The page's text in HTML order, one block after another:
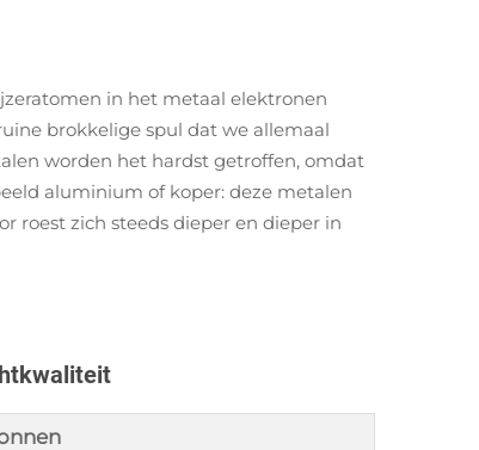
in het metaal elektronen
brokkelige spul dat we allemaal
worden het hardst getroffen, omdat
aluminium of koper: deze metalen
roest zich steeds dieper en dieper in